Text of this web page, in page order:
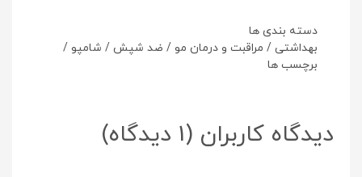
دسته بندی ها
بهداشتی / مراقبت و درمان مو / ضد شپش / شامپو /
برچسب ها
دیدگاه کاربران (1 دیدگاه)